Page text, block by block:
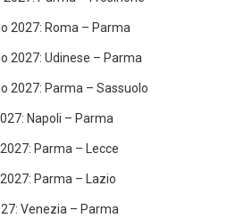
2027: Roma – Parma
2027: Udinese – Parma
2027: Parma – Sassuolo
Napoli – Parma
Parma – Lecce
Parma – Lazio
Venezia – Parma